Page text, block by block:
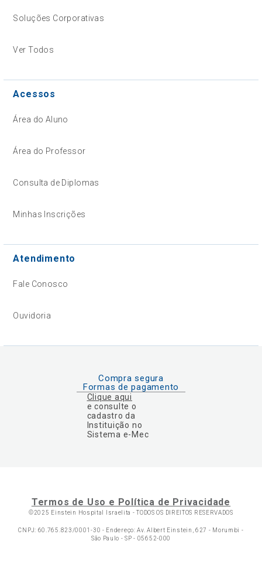
Soluções Corporativas
Ver Todos
Acessos
Área do Aluno
Área do Professor
Consulta de Diplomas
Minhas Inscrições
Atendimento
Fale Conosco
Ouvidoria
Compra segura
Formas de pagamento
Clique aqui
e consulte o
cadastro da
Instituição no
Sistema e-Mec
Termos de Uso e Política de Privacidade
©2025 Einstein Hospital Israelita -TODOS OS DIREITOS RESERVADOS
CNPJ: 60.765.823/0001-30 - Endereço: Av. Albert Einstein, 627 - Morumbi -
São Paulo - SP - 05652-000